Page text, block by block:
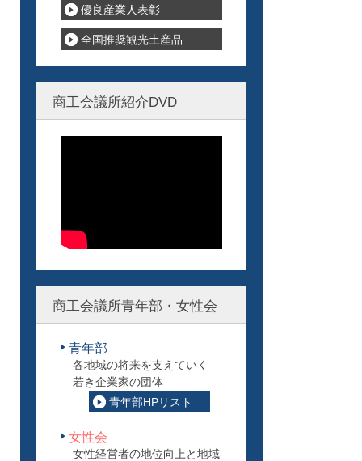
優良産業人表彰
全国推奨観光土産品
商工会議所紹介DVD
商工会議所青年部・女性会
青年部
各地域の将来を支えていく
若き企業家の団体
青年部HPリスト
女性会
女性経営者の地位向上と地域